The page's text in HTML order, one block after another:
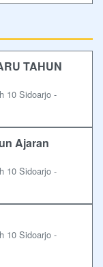
TAHUN
10 Sidoarjo -
Ajaran
10 Sidoarjo -
10 Sidoarjo -